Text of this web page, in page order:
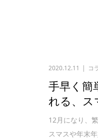
2020.12.11
コ
手早く簡
れる、ス
12月になり、
スマスや年末